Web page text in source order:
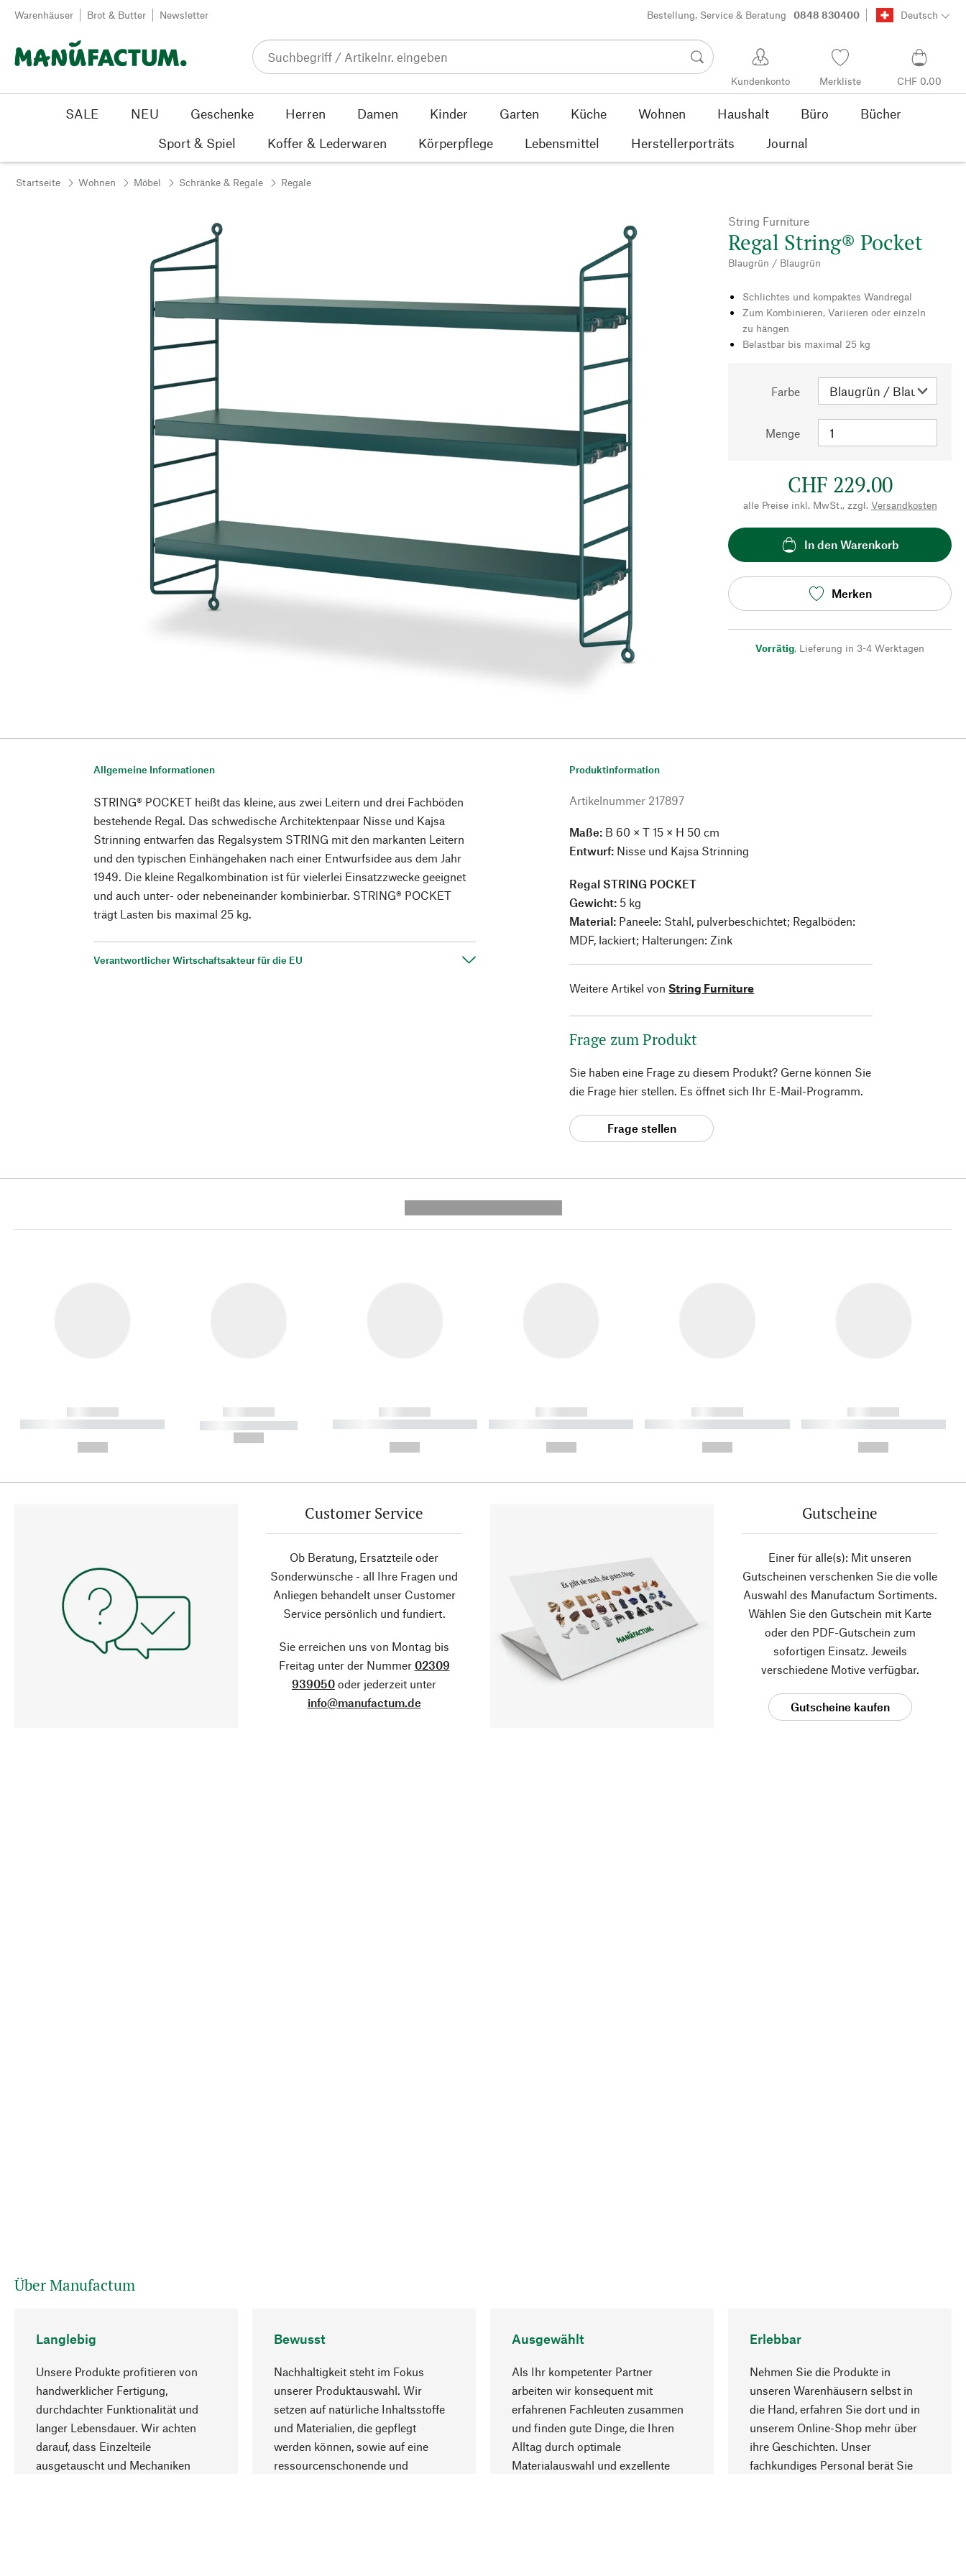
Zum Inhalt springen
Warenhäuser Brot & Butter Newsletter Bestellung, Service & Beratung 0848 830400 Deutsch
Kundenkonto Merkliste CHF 0.00
SALE NEU Geschenke Herren Damen Kinder Garten Küche Wohnen Haushalt Büro
Bücher
Sport & Spiel
Koffer & Lederwaren Körperpflege Lebensmittel Herstellerporträts Journal
Startseite Wohnen Möbel Schränke & Regale Regale
String Furniture
Regal String® Pocket
Blaugrün / Blaugrün
Schlichtes und kompaktes Wandregal
Zum Kombinieren, Variieren oder einzeln
zu hängen
Belastbar bis maximal 25 kg
Farbe
Menge
CHF 229.00
alle Preise inkl. MwSt., zzgl. Versandkosten
In den Warenkorb
Merken
Vorrätig, Lieferung in 3-4 Werktagen
Allgemeine Informationen
STRING® POCKET heißt das kleine, aus zwei Leitern und drei Fachböden
bestehende Regal. Das schwedische Architektenpaar Nisse und Kajsa
Strinning entwarfen das Regalsystem STRING mit den markanten Leitern
und den typischen Einhängehaken nach einer Entwurfsidee aus dem Jahr
1949. Die kleine Regalkombination ist für vielerlei Einsatzzwecke geeignet
und auch unter- oder nebeneinander kombinierbar. STRING® POCKET
trägt Lasten bis maximal 25 kg.
Verantwortlicher Wirtschaftsakteur für die EU
Produktinformation
Artikelnummer 217897
Maße: B 60 × T 15 × H 50 cm
Entwurf: Nisse und Kajsa Strinning
Regal STRING POCKET
Gewicht: 5 kg
Material: Paneele: Stahl, pulverbeschichtet; Regalböden:
MDF, lackiert; Halterungen: Zink
Weitere Artikel von String Furniture
Frage zum Produkt
Sie haben eine Frage zu diesem Produkt? Gerne können Sie
die Frage hier stellen. Es öffnet sich Ihr E-Mail-Programm.
Frage stellen
------------
----------- ----------- ----------
------------
----------- -----------
------------
----------- ----------- ----------
------------
----------- ----------- ----------
------------
----------- ----------- ----------
------------
----------- ----------- ----------
Customer Service
Ob Beratung, Ersatzteile oder
Sonderwünsche - all Ihre Fragen und
Anliegen behandelt unser Customer
Service persönlich und fundiert.
Sie erreichen uns von Montag bis
Freitag unter der Nummer 02309
939050 oder jederzeit unter
info@manufactum.de
Gutscheine
Einer für alle(s): Mit unseren
Gutscheinen verschenken Sie die volle
Auswahl des Manufactum Sortiments.
Wählen Sie den Gutschein mit Karte
oder den PDF-Gutschein zum
sofortigen Einsatz. Jeweils
verschiedene Motive verfügbar.
Gutscheine kaufen
Über Manufactum
Langlebig
Unsere Produkte profitieren von
handwerklicher Fertigung,
durchdachter Funktionalität und
langer Lebensdauer. Wir achten
darauf, dass Einzelteile
ausgetauscht und Mechaniken
Bewusst
Nachhaltigkeit steht im Fokus
unserer Produktauswahl. Wir
setzen auf natürliche Inhaltsstoffe
und Materialien, die gepflegt
werden können, sowie auf eine
ressourcenschonende und
Ausgewählt
Als Ihr kompetenter Partner
arbeiten wir konsequent mit
erfahrenen Fachleuten zusammen
und finden gute Dinge, die Ihren
Alltag durch optimale
Materialauswahl und exzellente
Erlebbar
Nehmen Sie die Produkte in
unseren Warenhäusern selbst in
die Hand, erfahren Sie dort und in
unserem Online-Shop mehr über
ihre Geschichten. Unser
fachkundiges Personal berät Sie